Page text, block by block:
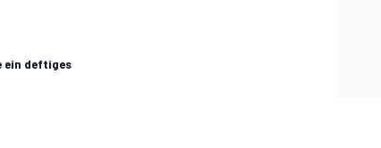
ein deftiges